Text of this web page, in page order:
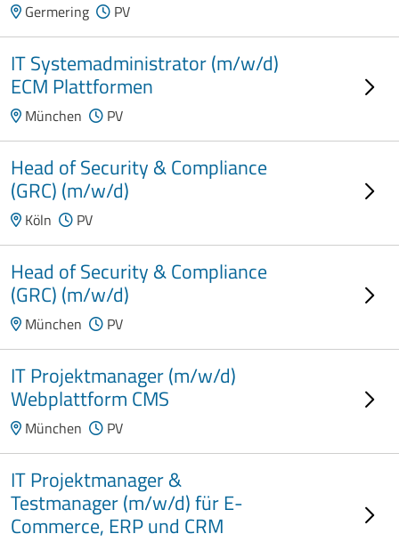
Germering PV
IT Systemadministrator (m/w/d)
ECM Plattformen
München PV
Head of Security & Compliance
(GRC) (m/w/d)
Köln PV
Head of Security & Compliance
(GRC) (m/w/d)
München PV
IT Projektmanager (m/w/d)
Webplattform CMS
München PV
IT Projektmanager &
Testmanager (m/w/d) für E-
Commerce, ERP und CRM